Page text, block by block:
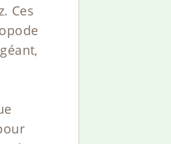
Ces